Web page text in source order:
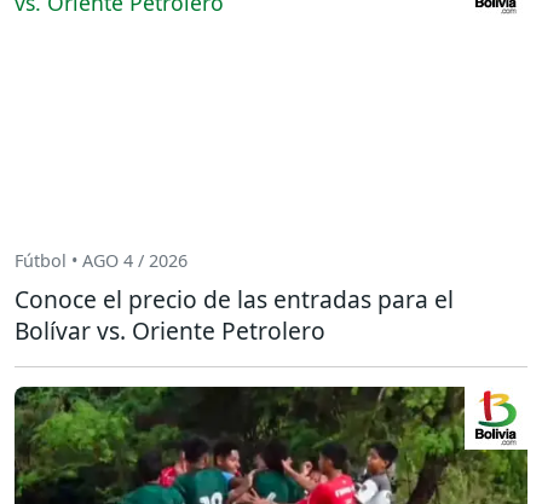
Fútbol • AGO 4 / 2026
Conoce el precio de las entradas para el
Bolívar vs. Oriente Petrolero